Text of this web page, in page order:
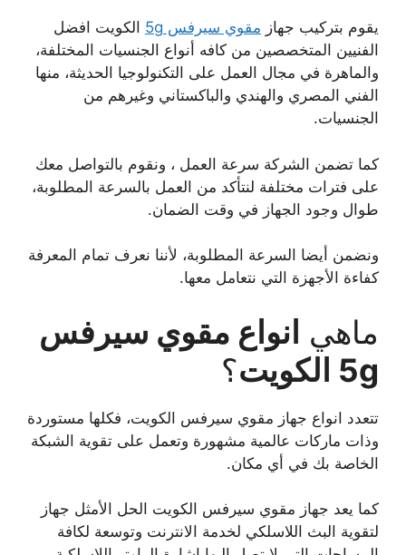
يقوم بتركيب جهاز مقوي سيرفس 5g
الكويت افضل
الفنيين المتخصصين من كافه أنواع الجنسيات المختلفة،
والماهرة في مجال العمل على التكنولوجيا الحديثة، منها
الفني المصري والهندي والباكستاني وغيرهم من
الجنسيات.
كما تضمن الشركة سرعة العمل ، ونقوم بالتواصل معك
على فترات مختلفة لنتأكد من العمل بالسرعة المطلوبة،
طوال وجود الجهاز في وقت الضمان.
ونضمن أيضا السرعة المطلوبة، لأننا نعرف تمام المعرفة
كفاءة الأجهزة التي نتعامل معها.
ماهي انواع مقوي سيرفس
5g الكويت
؟
تتعدد انواع جهاز مقوي سيرفس الكويت، فكلها مستوردة
وذات ماركات عالمية مشهورة وتعمل على تقوية الشبكة
الخاصة بك في أي مكان.
كما يعد جهاز مقوي سيرفس الكويت الحل الأمثل جهاز
لتقوية البث اللاسلكي لخدمة الانترنت وتوسعة لكافة